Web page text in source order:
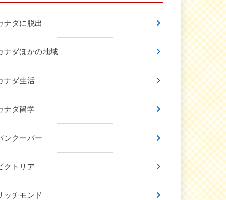
ナダに脱出
ナダほかの地域
ナダ生活
ナダ留学
ンクーバー
クトリア
ッチモンド